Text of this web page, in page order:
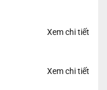
Xem chi tiết
Xem chi tiết